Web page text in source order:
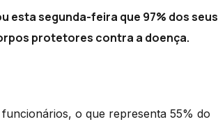
esta segunda-feira que 97% dos seus
protetores contra a doença.
o que representa 55% do